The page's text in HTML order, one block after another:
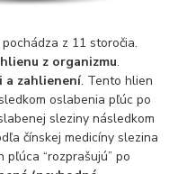
z 11 storočia.
z organizmu.
a zahlienení. Tento hlien
oslabenia pľúc po
sleziny následkom
čínskej medicíny slezina
“rozprašujú” po